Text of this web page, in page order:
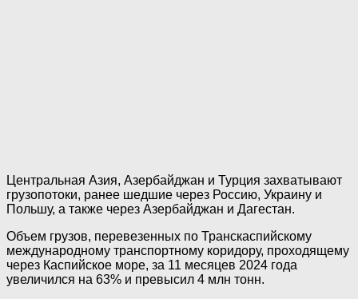
Центральная Азия, Азербайджан и Турция захватывают
грузопотоки, ранее шедшие через Россию, Украину и
Польшу, а также через Азербайджан и Дагестан.
Объем грузов, перевезенных по Транскаспийскому
международному транспортному коридору, проходящему
через Каспийское море, за 11 месяцев 2024 года
увеличился на 63% и превысил 4 млн тонн.